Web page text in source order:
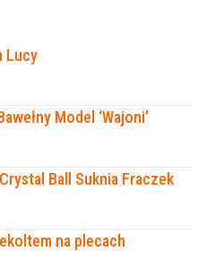
Lucy
Model ‘Wajoni’
Ball Suknia Fraczek
na plecach